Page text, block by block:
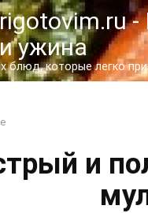
ужина
блюд, которые легко
и